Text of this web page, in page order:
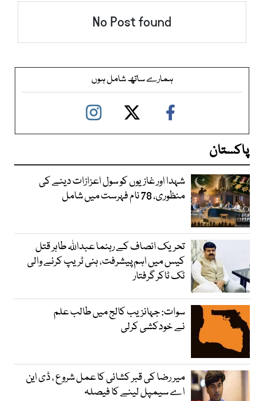
No Post found
ہمارے ساتھ شامل ہوں
پاکستان
شہدا اور غازیوں کو سول اعزازات دینے کی
منظوری، 78 نام فہرست میں شامل
تحریک انصاف کے رہنما عبداللہ طاہر قتل
کیس میں اہم پیشرفت، ہنی ٹریپ کرنے والی
ٹک ٹاکر گرفتار
سوات: جہانزیب کالج میں طالب علم
نے خودکشی کرلی
میر رضا کی قبر کشائی کا عمل شروع ، ڈی این
اے سیمپل لینے کا فیصلہ